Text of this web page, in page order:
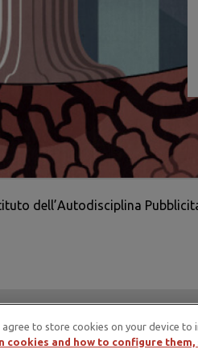
dell’Autodisciplina
è membro di EASA –
agree to store cookies on your device
and how to configure them,